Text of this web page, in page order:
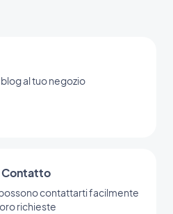
al tuo negozio
Contatto
contattarti facilmente
richieste